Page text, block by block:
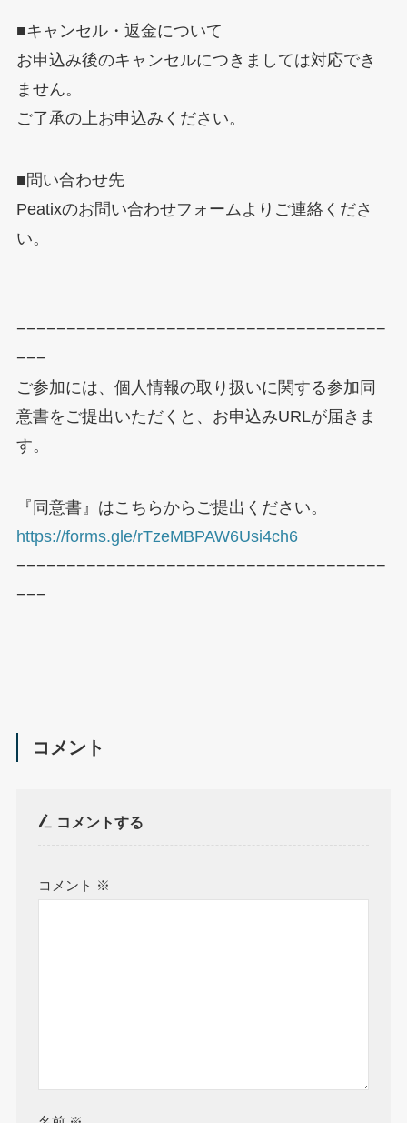
■キャンセル・返金について
お申込み後のキャンセルにつきましては対応でき
ません。
ご了承の上お申込みください。
■問い合わせ先
Peatixのお問い合わせフォームよりご連絡くださ
い。
−−−−−−−−−−−−−−−−−−−−−−−−−−−−−−−−−−−−−
−−−
ご参加には、個人情報の取り扱いに関する参加同
意書をご提出いただくと、お申込みURLが届きま
す。
『同意書』はこちらからご提出ください。
https://forms.gle/rTzeMBPAW6Usi4ch6
−−−−−−−−−−−−−−−−−−−−−−−−−−−−−−−−−−−−−
−−−
コメント
コメントする
コメント ※